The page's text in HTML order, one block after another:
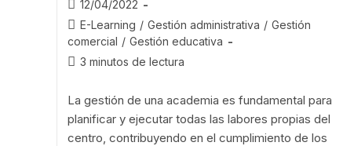
12/04/2022
E-Learning / Gestión administrativa / Gestión
comercial / Gestión educativa
3 minutos de lectura
La gestión de una academia es fundamental para
planificar y ejecutar todas las labores propias del
centro, contribuyendo en el cumplimiento de los